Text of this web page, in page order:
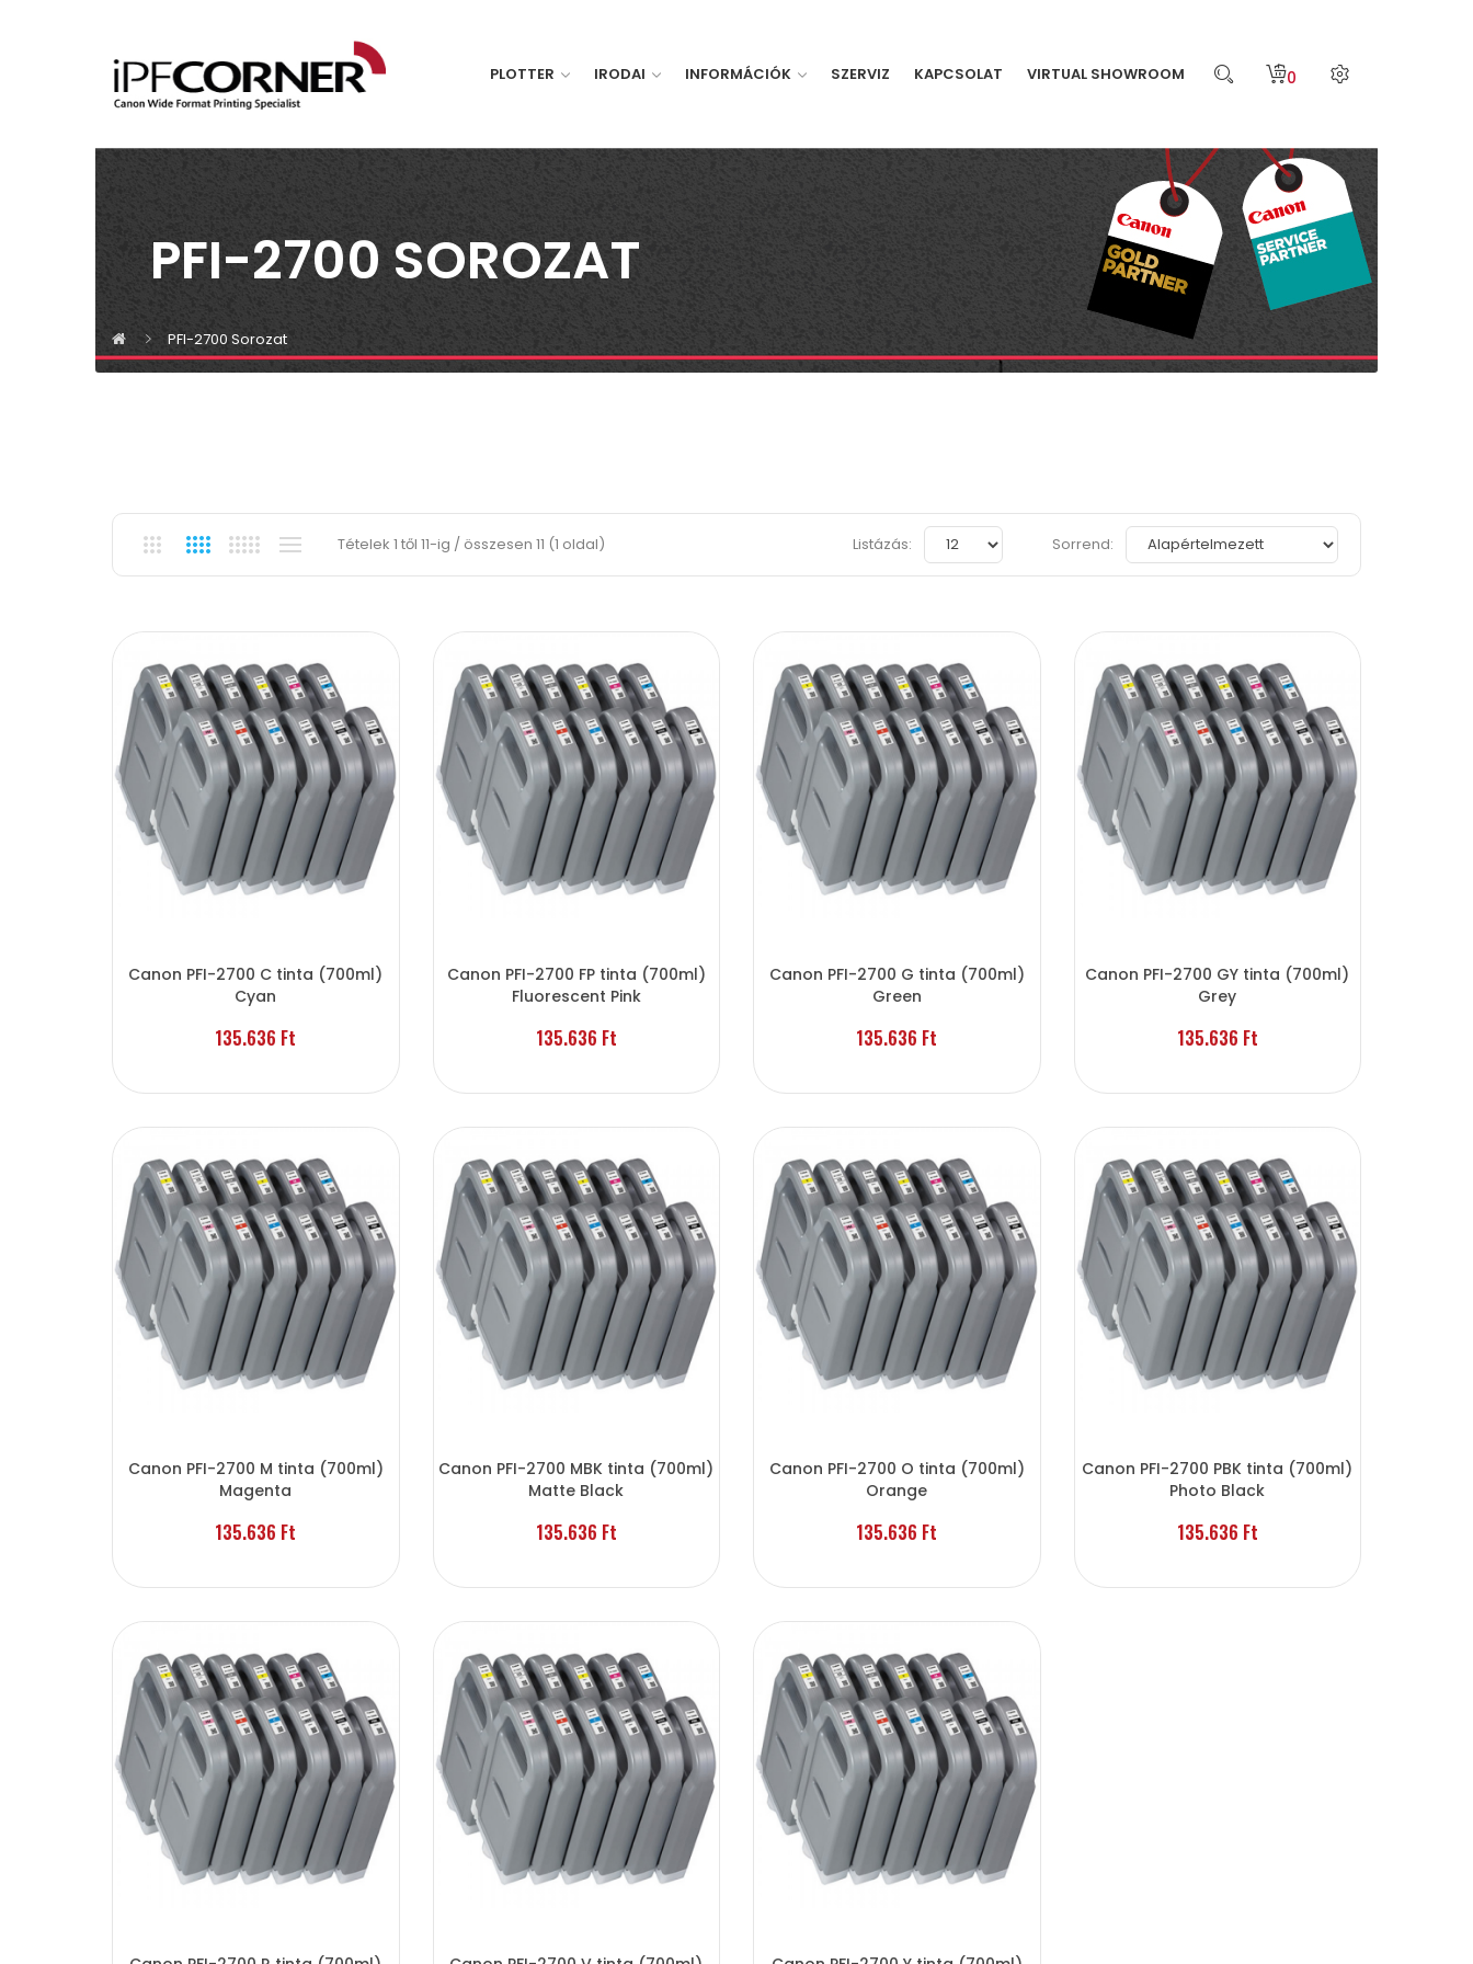
PLOTTER IRODAI INFORMÁCIÓK SZERVIZ KAPCSOLAT VIRTUAL SHOWROOM 0
PFI-2700 SOROZAT
PFI-2700 Sorozat
Tételek 1 től 11-ig / összesen 11 (1 oldal) Sorrend:
Listázás:
Canon PFI-2700 C tinta (700ml)
Cyan
135.636 Ft
Canon PFI-2700 FP tinta (700ml)
Fluorescent Pink
135.636 Ft
Canon PFI-2700 G tinta (700ml)
Green
135.636 Ft
Canon PFI-2700 GY tinta (700ml)
Grey
135.636 Ft
Canon PFI-2700 M tinta (700ml)
Magenta
135.636 Ft
Canon PFI-2700 MBK tinta (700ml)
Matte Black
135.636 Ft
Canon PFI-2700 O tinta (700ml)
Orange
135.636 Ft
Canon PFI-2700 PBK tinta (700ml)
Photo Black
135.636 Ft